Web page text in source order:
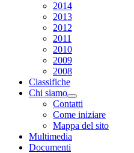
2014
2013
2012
2011
2010
2009
2008
Classifiche
Chi siamo
Contatti
Come iniziare
Mappa del sito
Multimedia
Documenti